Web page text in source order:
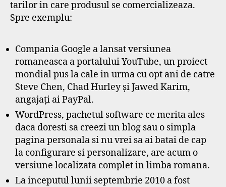
tarilor in care produsul se comercializeaza.
Spre exemplu:
Compania Google a lansat versiunea
romaneasca a portalului YouTube, un proiect
mondial pus la cale in urma cu opt ani de catre
Steve Chen, Chad Hurley şi Jawed Karim,
angajaţi ai PayPal.
WordPress, pachetul software ce merita ales
daca doresti sa creezi un blog sau o simpla
pagina personala si nu vrei sa ai batai de cap
la configurare si personalizare, are acum o
versiune localizata complet in limba romana.
La inceputul lunii septembrie 2010 a fost